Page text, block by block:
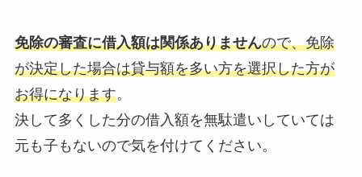
免除の審査に借入額は関係ありませんので、免除
が決定した場合は貸与額を多い方を選択した方が
お得になります。
決して多くした分の借入額を無駄遣いしていては
元も子もないので気を付けてください。